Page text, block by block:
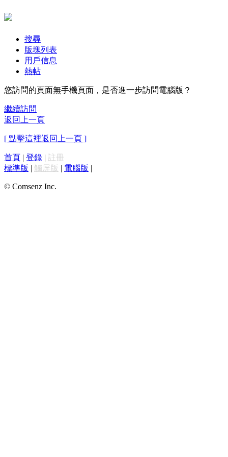
搜尋
版塊列表
用戶信息
熱帖
您訪問的頁面無手機頁面，是否進一步訪問電腦版？
繼續訪問
返回上一頁
[ 點擊這裡返回上一頁 ]
首頁 | 登錄 | 註冊
標準版 | 觸屏版 | 電腦版 |
© Comsenz Inc.